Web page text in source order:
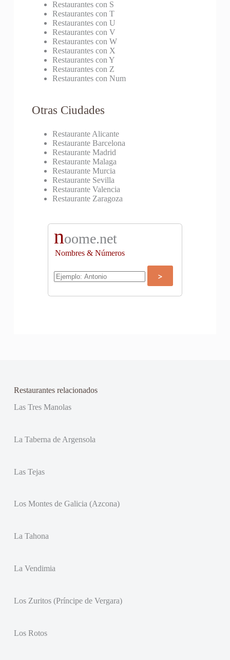
Restaurantes con S
Restaurantes con T
Restaurantes con U
Restaurantes con V
Restaurantes con W
Restaurantes con X
Restaurantes con Y
Restaurantes con Z
Restaurantes con Num
Otras Ciudades
Restaurante Alicante
Restaurante Barcelona
Restaurante Madrid
Restaurante Malaga
Restaurante Murcia
Restaurante Sevilla
Restaurante Valencia
Restaurante Zaragoza
noome.net
Nombres & Números
Restaurantes relacionados
Las Tres Manolas
La Taberna de Argensola
Las Tejas
Los Montes de Galicia (Azcona)
La Tahona
La Vendimia
Los Zuritos (Príncipe de Vergara)
Los Rotos